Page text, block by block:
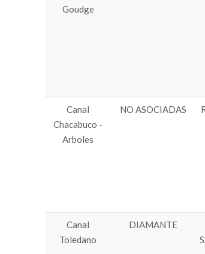
Goudge
Canal
Chacabuco -
Arboles
NO ASOCIADAS
Canal
Toledano
DIAMANTE